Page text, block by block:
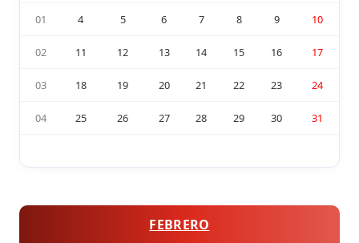
01 4 5 6 7 8 9 10
02 11 12 13 14 15 16 17
03 18 19 20 21 22 23 24
04 25 26 27 28 29 30 31
FEBRERO